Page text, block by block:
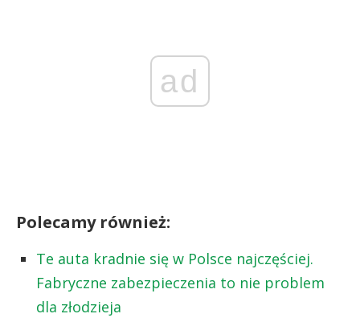
ad
Polecamy również:
Te auta kradnie się w Polsce najczęściej.
Fabryczne zabezpieczenia to nie problem
dla złodzieja